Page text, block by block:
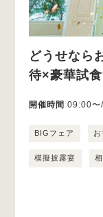
どうせなら
待×豪華試
開催時間 09:00〜
BIGフェア
模擬披露宴